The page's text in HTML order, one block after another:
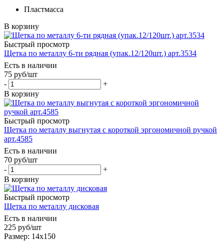
Пластмасса
В корзину
Быстрый просмотр
Щетка по металлу 6-ти рядная (упак.12/120шт.) арт.3534
Есть в наличии
75 руб/шт
-
+
В корзину
Быстрый просмотр
Щетка по металлу выгнутая с короткой эргономичной ручкой
арт.4585
Есть в наличии
70 руб/шт
-
+
В корзину
Быстрый просмотр
Щетка по металлу дисковая
Есть в наличии
225 руб/шт
Размер: 14х150